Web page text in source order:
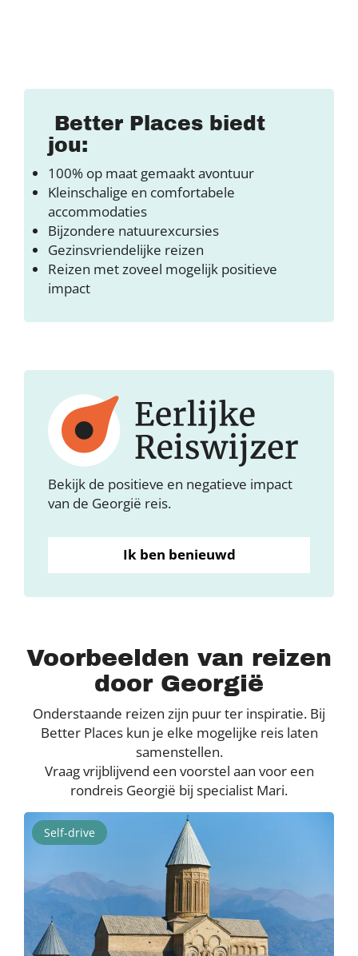
Better Places biedt
jou:
100% op maat gemaakt avontuur
Kleinschalige en comfortabele
accommodaties
Bijzondere natuurexcursies
Gezinsvriendelijke reizen
Reizen met zoveel mogelijk positieve
impact
Bekijk de positieve en negatieve impact
van de Georgië reis.
Ik ben benieuwd
Voorbeelden van reizen
door Georgië
Onderstaande reizen zijn puur ter inspiratie. Bij
Better Places kun je elke mogelijke reis laten
samenstellen.
Vraag vrijblijvend een voorstel aan voor een
rondreis Georgië bij specialist Mari.
Self-drive